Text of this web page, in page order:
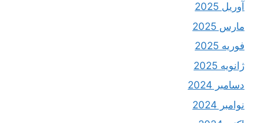
آوریل 2025
مارس 2025
فوریه 2025
ژانویه 2025
دسامبر 2024
نوامبر 2024